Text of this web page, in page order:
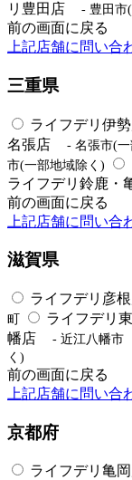
リ豊田店
- 豊田市
前の画面に戻る
上記店舗に問い合
三重県
ライフデリ伊
名張店
- 名張市(
市(一部地域除く)
ライフデリ鈴鹿・
前の画面に戻る
上記店舗に問い合
滋賀県
ライフデリ彦
町
ライフデリ
幡店
- 近江八幡市
く)
前の画面に戻る
上記店舗に問い合
京都府
ライフデリ亀